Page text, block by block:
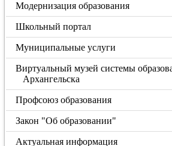
Модернизация образования
Школьный портал
Муниципальные услуги
Виртуальный музей системы
Архангельска
Профсоюз образования
Закон "Об образовании"
Актуальная информация